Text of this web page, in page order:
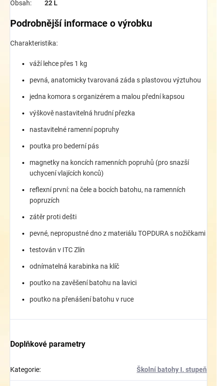
Obsah: 22 L
Podrobnější informace o výrobku
Charakteristika:
váží lehce přes 1 kg
pevná, anatomicky tvarovaná záda s plastovou výztuhou
jedna komora s organizérem a malou přední kapsou
výškově nastavitelná hrudní přezka
nastavitelné ramenní popruhy
poutka pro bederní pás
magnetky na koncích ramenních popruhů (pro snazší
uchycení vlajících konců)
reflexní první: na čele a bocích batohu, na ramenních
popruzích
zátěr proti dešti
pevné, nepropustné dno z materiálu TOPDURA s nožičkami
testován v ITC Zlín
odnímatelná karabinka na klíč
poutko na zavěšení batohu na lavici
poutko na přenášení batohu v ruce
Doplňkové parametry
Kategorie: Školní batohy I. stupeň